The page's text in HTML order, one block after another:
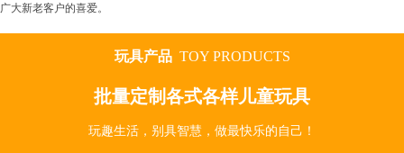
广大新老客户的喜爱。
玩具产品 TOY PRODUCTS
批量定制各式各样儿童玩具
玩趣生活，别具智慧，做最快乐的自己！